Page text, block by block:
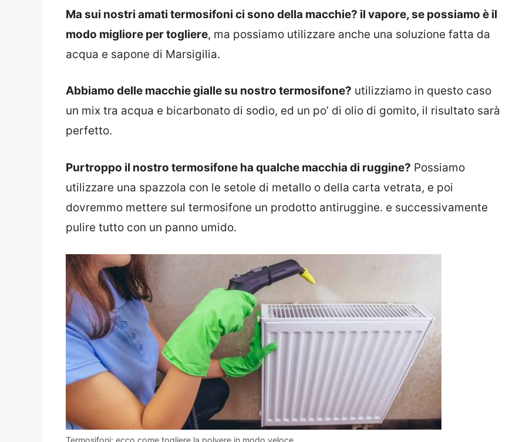
Ma sui nostri amati termosifoni ci sono della macchie? il vapore, se possiamo è il
modo migliore per togliere, ma possiamo utilizzare anche una soluzione fatta da
acqua e sapone di Marsigilia.
Abbiamo delle macchie gialle su nostro termosifone? utilizziamo in questo caso
un mix tra acqua e bicarbonato di sodio, ed un po’ di olio di gomito, il risultato sarà
perfetto.
Purtroppo il nostro termosifone ha qualche macchia di ruggine? Possiamo
utilizzare una spazzola con le setole di metallo o della carta vetrata, e poi
dovremmo mettere sul termosifone un prodotto antiruggine. e successivamente
pulire tutto con un panno umido.